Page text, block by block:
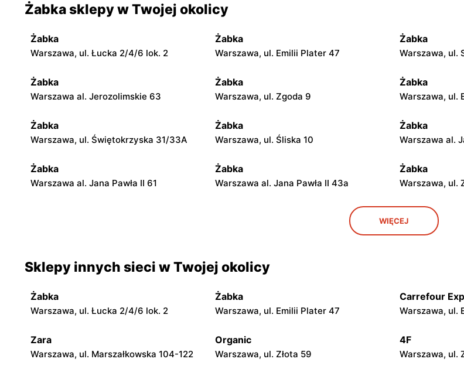
Żabka sklepy w Twojej okolicy
Żabka
Warszawa, ul. Łucka 2/4/6 lok. 2
Żabka
Warszawa, ul. Emilii Plater 47
Żabka
Warszawa, ul.
Żabka
Warszawa al. Jerozolimskie 63
Żabka
Warszawa, ul. Zgoda 9
Żabka
Warszawa, ul.
Żabka
Warszawa, ul. Świętokrzyska 31/33A
Żabka
Warszawa, ul. Śliska 10
Żabka
Warszawa al.
Żabka
Warszawa al. Jana Pawła II 61
Żabka
Warszawa al. Jana Pawła II 43a
Żabka
Warszawa, ul.
Żabka
Łódź, ul.
Żabka Żabka
Żabka Żabka Żabka
Żabka Żabka Żabka
WIĘCEJ
Sklepy innych sieci w Twojej okolicy
Żabka
Warszawa, ul. Łucka 2/4/6 lok. 2
Żabka
Warszawa, ul. Emilii Plater 47
Carrefour
Warszawa, ul.
Zara
Warszawa, ul. Marszałkowska 104-122
Organic
Warszawa, ul. Złota 59
4F
Warszawa, ul.